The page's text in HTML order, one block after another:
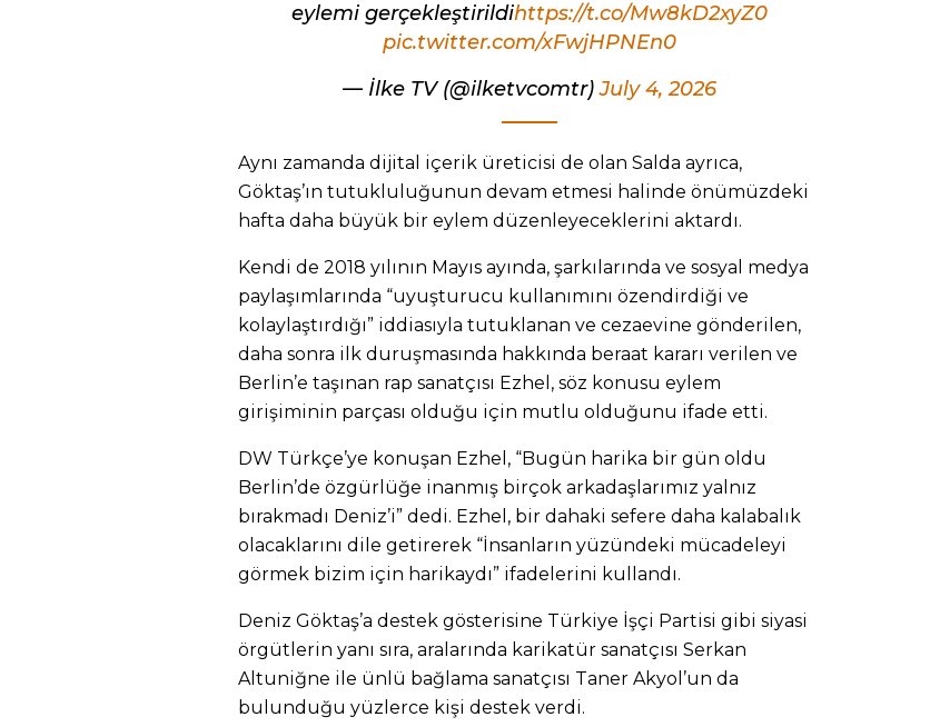
eylemi gerçekleştirildihttps://t.co/Mw8kD2xyZ0
pic.twitter.com/xFwjHPNEn0
— İlke TV (@ilketvcomtr)July 4, 2026
Aynı zamanda dijital içerik üreticisi de olan Salda ayrıca,
Göktaş’ın tutukluluğunun devam etmesi halinde önümüzdeki
hafta daha büyük bir eylem düzenleyeceklerini aktardı.
Kendi de 2018 yılının Mayıs ayında, şarkılarında ve sosyal medya
paylaşımlarında “uyuşturucu kullanımını özendirdiği ve
kolaylaştırdığı” iddiasıyla tutuklanan ve cezaevine gönderilen,
daha sonra ilk duruşmasında hakkında beraat kararı verilen ve
Berlin’e taşınan rap sanatçısı Ezhel, söz konusu eylem
girişiminin parçası olduğu için mutlu olduğunu ifade etti.
DW Türkçe’ye konuşan Ezhel, “Bugün harika bir gün oldu
Berlin’de özgürlüğe inanmış birçok arkadaşlarımız yalnız
bırakmadı Deniz’i” dedi. Ezhel, bir dahaki sefere daha kalabalık
olacaklarını dile getirerek “İnsanların yüzündeki mücadeleyi
görmek bizim için harikaydı” ifadelerini kullandı.
Deniz Göktaş’a destek gösterisine Türkiye İşçi Partisi gibi siyasi
örgütlerin yanı sıra, aralarında karikatür sanatçısı Serkan
Altuniğne ile ünlü bağlama sanatçısı Taner Akyol’un da
bulunduğu yüzlerce kişi destek verdi.